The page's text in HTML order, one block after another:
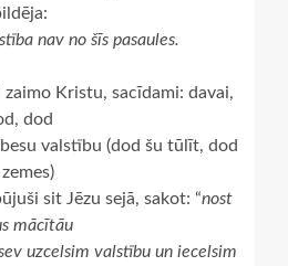
nav no šīs pasaules.
Kristu, sacīdami: davai,
dod
valstību (dod šu tūlīt, dod
sit Jēzu sejā, sakot: “nost
mācītāu
uzcelsim valstību un iecelsim